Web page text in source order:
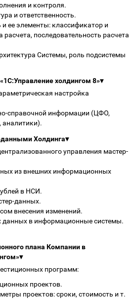
и контроля.
и ответственность.
ее элементы: классификатор и
расчета, последовательность расчета
Системы, роль подсистемы
холдингом 8»▾
настройка
справочной информации (ЦФО,
Холдинга▾
управления мастер-
из внешних информационных
в НСИ.
данных.
внесения изменений.
данных в информационные системы.
плана Компании в
▾
программ:
проектов.
проектов: сроки, стоимость и т.